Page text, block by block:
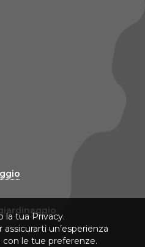
la tua Privacy.
un’esperienza
con le tue preferenze.